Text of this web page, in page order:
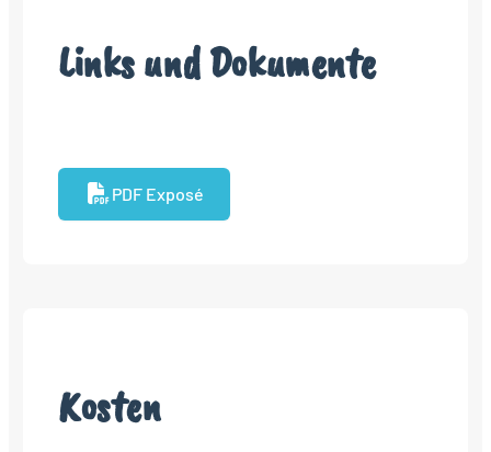
Links und Dokumente
PDF Exposé
Kosten